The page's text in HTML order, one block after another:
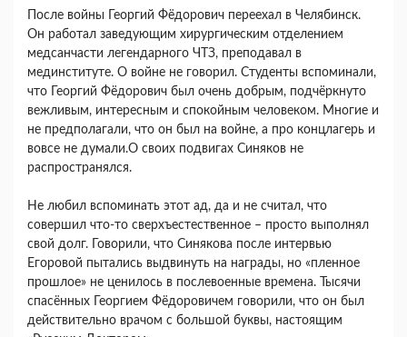
После войны Георгий Фёдорович переехал в Челябинск.
Он работал заведующим хирургическим отделением
медсанчасти легендарного ЧТЗ, преподавал в
мединституте. О войне не говорил. Студенты вспоминали,
что Георгий Фёдорович был очень добрым, подчёркнуто
вежливым, интересным и спокойным человеком. Многие и
не предполагали, что он был на войне, а про концлагерь и
вовсе не думали.О своих подвигах Синяков не
распространялся.
Не любил вспоминать этот ад, да и не считал, что
совершил что-то сверхъестественное – просто выполнял
свой долг. Говорили, что Синякова после интервью
Егоровой пытались выдвинуть на награды, но «пленное
прошлое» не ценилось в послевоенные времена. Тысячи
спасённых Георгием Фёдоровичем говорили, что он был
действительно врачом с большой буквы, настоящим